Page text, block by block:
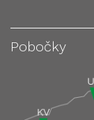
Pobočky